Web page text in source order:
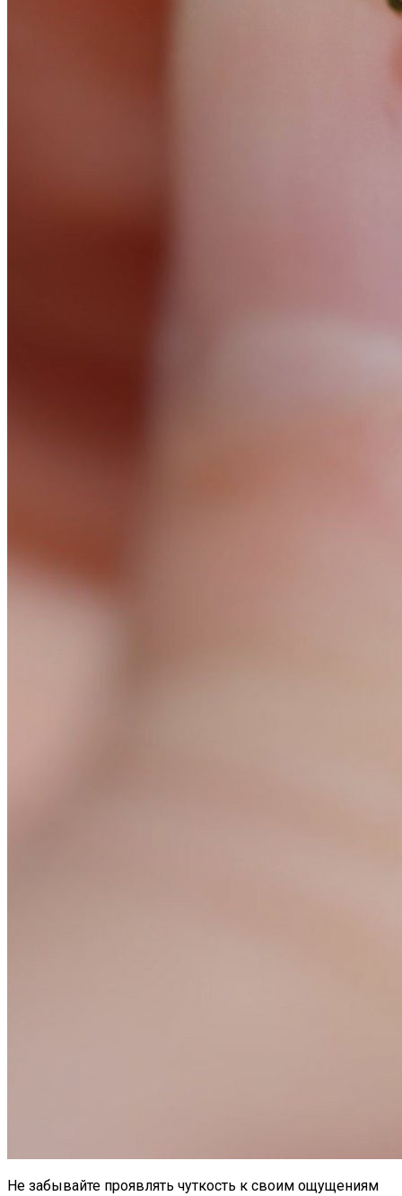
Не забывайте проявлять чуткость к своим ощущениям